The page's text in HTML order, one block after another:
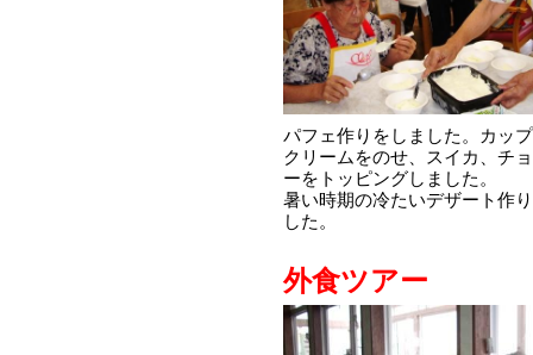
パフェ作りをしました。カッ
クリームをのせ、スイカ、チ
ーをトッピングしました。
暑い時期の冷たいデザート作
した。
外食ツアー